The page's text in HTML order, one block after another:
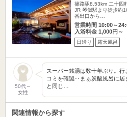
篠路駅8.53km 二十四
JR 琴似駅より徒歩約
番出口から…
営業時間 10:00～
入浴料金 1,000円～
日帰り 露天風呂
50代～
女性
スーパー銭湯は数十年ぶり。
コミを確認‥まぁ炭酸風呂に居
と同じ…
関連情報から探す